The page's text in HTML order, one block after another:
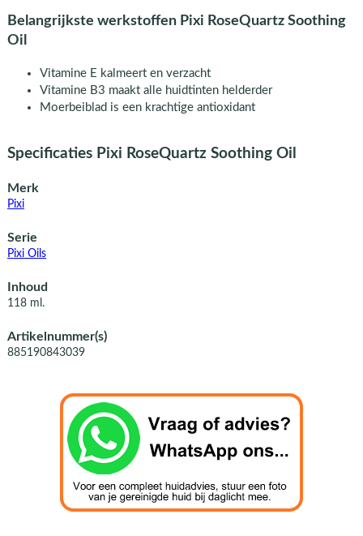
Belangrijkste werkstoffen Pixi RoseQuartz Soothing
Oil
Vitamine E kalmeert en verzacht
Vitamine B3 maakt alle huidtinten helderder
Moerbeiblad is een krachtige antioxidant
Specificaties Pixi RoseQuartz Soothing Oil
Merk
Pixi
Serie
Pixi Oils
Inhoud
118 ml.
Artikelnummer(s)
885190843039